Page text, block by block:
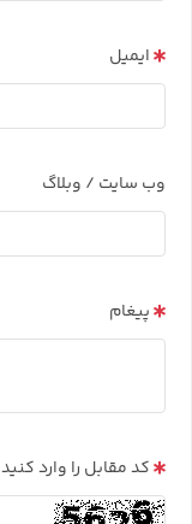
ایمیل
وب سایت / وبلاگ
پیغام
کد مقابل را وارد کنید